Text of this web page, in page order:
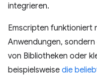
integrieren.
Emscripten funktioniert
Anwendungen,
von Bibliotheken oder
beispielsweise die